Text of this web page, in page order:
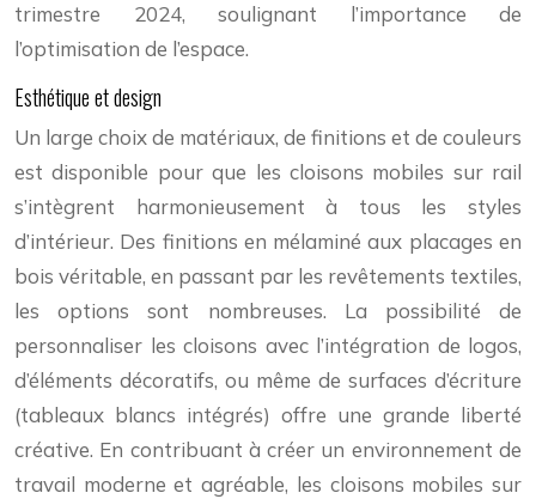
trimestre 2024, soulignant l’importance de
l’optimisation de l’espace.
Esthétique et design
Un large choix de matériaux, de finitions et de couleurs
est disponible pour que les cloisons mobiles sur rail
s’intègrent harmonieusement à tous les styles
d’intérieur. Des finitions en mélaminé aux placages en
bois véritable, en passant par les revêtements textiles,
les options sont nombreuses. La possibilité de
personnaliser les cloisons avec l’intégration de logos,
d’éléments décoratifs, ou même de surfaces d’écriture
(tableaux blancs intégrés) offre une grande liberté
créative. En contribuant à créer un environnement de
travail moderne et agréable, les cloisons mobiles sur